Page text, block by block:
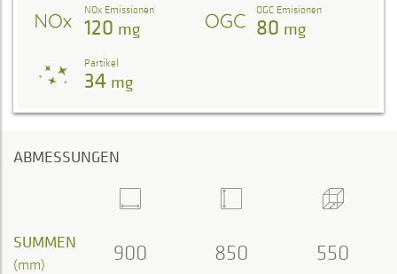
NOx Emissionen
120 mg
OGC Emisionen
80 mg
Partikel
34 mg
ABMESSUNGEN
SUMMEN
(mm) 900 850 550